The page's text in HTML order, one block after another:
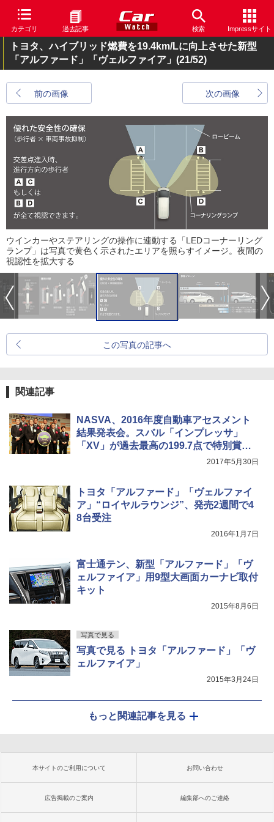
カテゴリ 過去記事 検索 Impressサイト
トヨタ、ハイブリッド燃費を19.4km/Lに向上させた新型
「アルファード」「ヴェルファイア」 (21/52)
前の画像 次の画像
ウインカーやステアリングの操作に連動する「LEDコーナーリング
ランプ」は写真で黄色く示されたエリアを照らすイメージ。夜間の
視認性を拡大する
この写真の記事へ
関連記事
NASVA、2016年度自動車アセスメント
結果発表会。スバル「インプレッサ」
「XV」が過去最高の199.7点で特別賞受
2017年5月30日
トヨタ「アルファード」「ヴェルファイ
ア」“ロイヤルラウンジ”、発売2週間で4
8台受注
2016年1月7日
富士通テン、新型「アルファード」「ヴ
ェルファイア」用9型大画面カーナビ取付
キット
2015年8月6日
写真で見る
写真で見る トヨタ「アルファード」「ヴ
ェルファイア」
2015年3月24日
もっと関連記事を見る
本サイトのご利用について お問い合わせ
広告掲載のご案内 編集部へのご連絡